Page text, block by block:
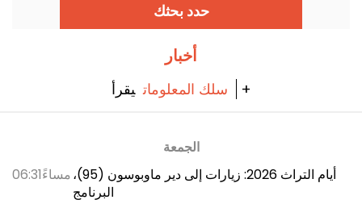
حدد بحثك
أخبار
سلك المعلومات يقرأ +
الجمعة
06:31مساءًأيام التراث 2026: زيارات إلى دير ماوبوسون (95)،
البرنامج